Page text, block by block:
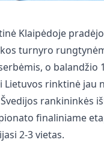
Klaipėdoje
turnyro
o balandžio
Lietuvos rinktinė jau
rankininkės
finaliniame
2-3 vietas.